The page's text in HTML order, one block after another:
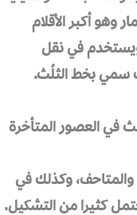
وهو أكبر الأقلام
في نقل
سمي بخط الثلُث.
في العصور المتأخرة
وكذلك في
كثيرا من التشكيل.